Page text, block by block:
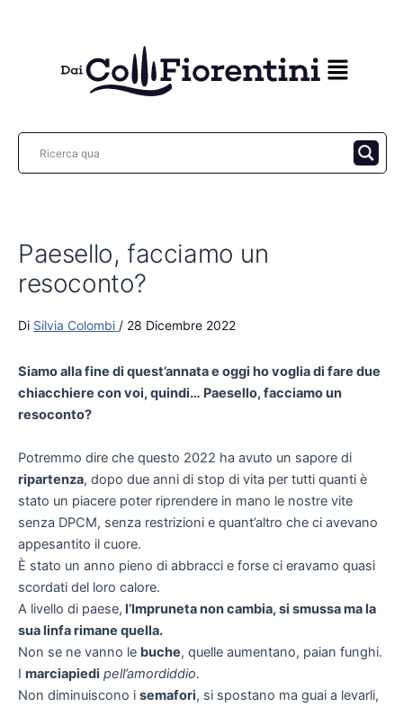
Paesello, facciamo un
resoconto?
Di Silvia Colombi / 28 Dicembre 2022
Siamo alla fine di quest’annata e oggi ho voglia di fare due
chiacchiere con voi, quindi… Paesello, facciamo un
resoconto?
Potremmo dire che questo 2022 ha avuto un sapore di
ripartenza, dopo due anni di stop di vita per tutti quanti è
stato un piacere poter riprendere in mano le nostre vite
senza DPCM, senza restrizioni e quant’altro che ci avevano
appesantito il cuore.
È stato un anno pieno di abbracci e forse ci eravamo quasi
scordati del loro calore.
A livello di paese, l’Impruneta non cambia, si smussa ma la
sua linfa rimane quella.
Non se ne vanno le buche, quelle aumentano, paian funghi.
I marciapiedi pell’amordiddio.
Non diminuiscono i semafori, si spostano ma guai a levarli,